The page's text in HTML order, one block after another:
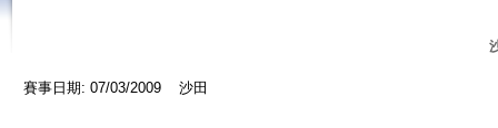
賽事日期: 07/03/2009 沙田